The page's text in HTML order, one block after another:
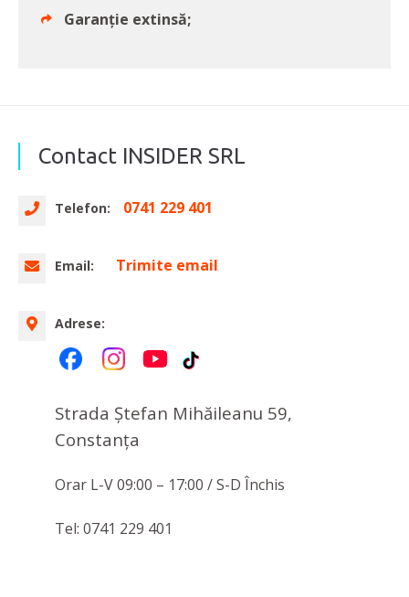
Garanţie extinsă;
Contact INSIDER SRL
Telefon: 0741 229 401
Email: Trimite email
Adrese:
Strada Ștefan Mihăileanu 59,
Constanţa
Orar L-V 09:00 – 17:00 / S-D Închis
Tel: 0741 229 401